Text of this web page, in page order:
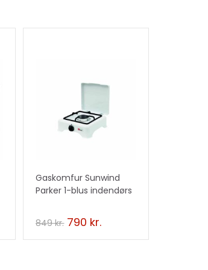
Gaskomfur Sunwind
Parker 1-blus indendørs
849kr. 790 kr.